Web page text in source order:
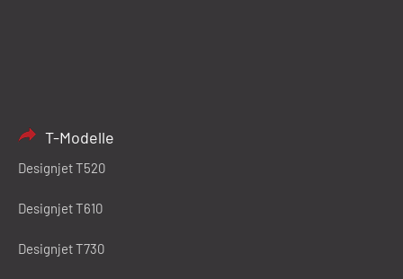
T-Modelle
Designjet T520
Designjet T610
Designjet T730